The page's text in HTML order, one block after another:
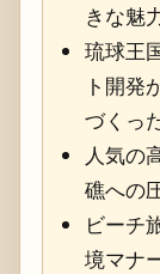
きな魅
琉球王
ト開発
づくっ
人気の
礁への
ビーチ
境マナ